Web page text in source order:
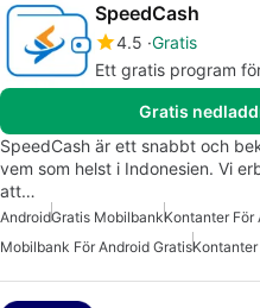
SpeedCash
4.5 Gratis
Ett gratis program
Gratis
SpeedCash är ett snabbt och
vem som helst i Indonesien. Vi
att…
AndroidGratis MobilbankKontanter För
Mobilbank För Android Gratis